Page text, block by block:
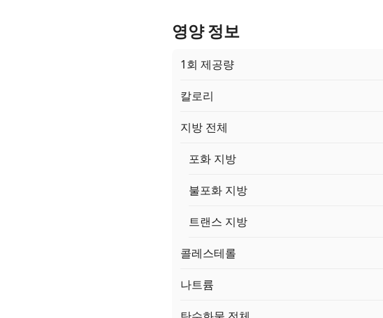
영양 정보
1회 제공량
칼로리
지방 전체
포화 지방
불포화 지방
트랜스 지방
콜레스테롤
나트륨